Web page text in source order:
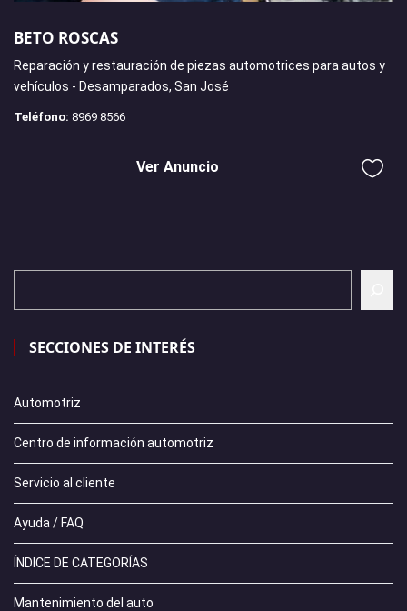
BETO ROSCAS
Reparación y restauración de piezas automotrices para autos y
vehículos - Desamparados, San José
Teléfono: 8969 8566
Ver Anuncio
SECCIONES DE INTERÉS
Automotriz
Centro de información automotriz
Servicio al cliente
Ayuda / FAQ
ÍNDICE DE CATEGORÍAS
Mantenimiento del auto